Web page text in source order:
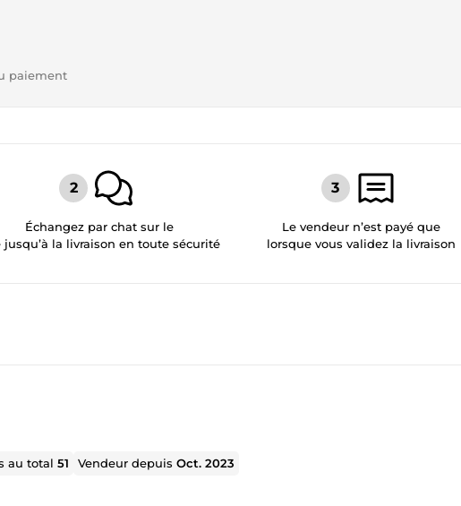
paiement
Échangez par chat sur le
jusqu’à la livraison en toute sécurité
Le vendeur n’est payé que
lorsque vous validez la livraison
au total51 Vendeur depuisOct. 2023